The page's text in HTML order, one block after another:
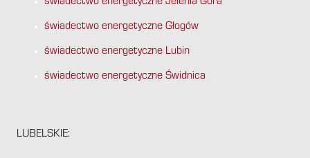
świadectwo energetyczne Jelenia Góra
świadectwo energetyczne Głogów
świadectwo energetyczne Lubin
świadectwo energetyczne Świdnica
LUBELSKIE: